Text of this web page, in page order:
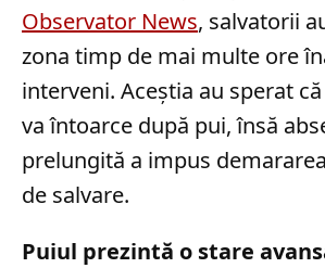
Observator News, salvatorii
zona timp de mai multe ore
interveni. Aceștia au sperat
va întoarce după pui, însă
prelungită a impus
de salvare.
Puiul prezintă o stare